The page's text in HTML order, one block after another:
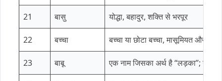
21 बासु योद्धा, बहादुर, शक्ति से भरपूर
22 बच्चा बच्चा या छोटा बच्चा, मासूमियत और
23 बाबू एक नाम जिसका अर्थ है “लड़का”;